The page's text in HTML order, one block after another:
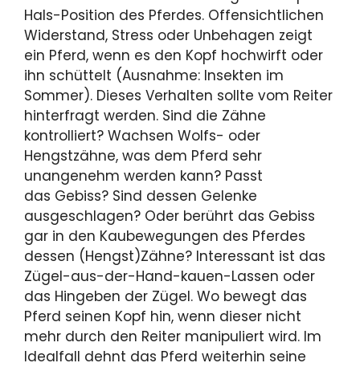
Hals-Position des Pferdes. Offensichtlichen
Widerstand, Stress oder Unbehagen zeigt
ein Pferd, wenn es den Kopf hochwirft oder
ihn schüttelt (Ausnahme: Insekten im
Sommer). Dieses Verhalten sollte vom Reiter
hinterfragt werden. Sind die Zähne
kontrolliert? Wachsen Wolfs- oder
Hengstzähne, was dem Pferd sehr
unangenehm werden kann? Passt
das Gebiss? Sind dessen Gelenke
ausgeschlagen? Oder berührt das Gebiss
gar in den Kaubewegungen des Pferdes
dessen (Hengst)Zähne? Interessant ist das
Zügel-aus-der-Hand-kauen-Lassen oder
das Hingeben der Zügel. Wo bewegt das
Pferd seinen Kopf hin, wenn dieser nicht
mehr durch den Reiter manipuliert wird. Im
Idealfall dehnt das Pferd weiterhin seine